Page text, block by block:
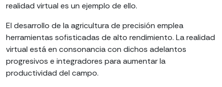
realidad virtual es un ejemplo de ello.
El desarrollo de la agricultura de precisión emplea
herramientas sofisticadas de alto rendimiento. La realidad
virtual está en consonancia con dichos adelantos
progresivos e integradores para aumentar la
productividad del campo.